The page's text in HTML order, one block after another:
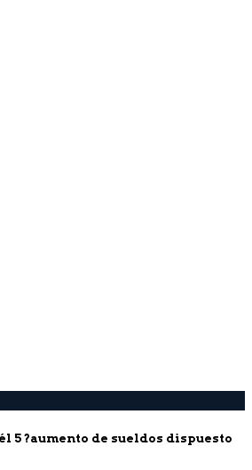
5 ?aumento de sueldos dispuesto